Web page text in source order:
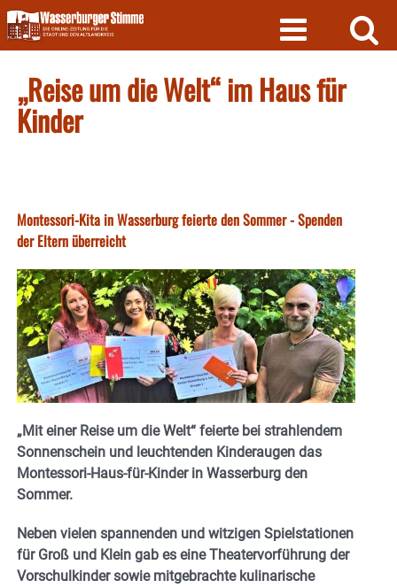
Skip
to
content
„Reise um die Welt“ im Haus für
Kinder
Montessori-Kita in Wasserburg feierte den Sommer - Spenden
der Eltern überreicht
„Mit einer Reise um die Welt“ feierte bei strahlendem
Sonnenschein und leuchtenden Kinderaugen das
Montessori-Haus-für-Kinder in Wasserburg den
Sommer.
Neben vielen spannenden und witzigen Spielstationen
für Groß und Klein gab es eine Theatervorführung der
Vorschulkinder sowie mitgebrachte kulinarische